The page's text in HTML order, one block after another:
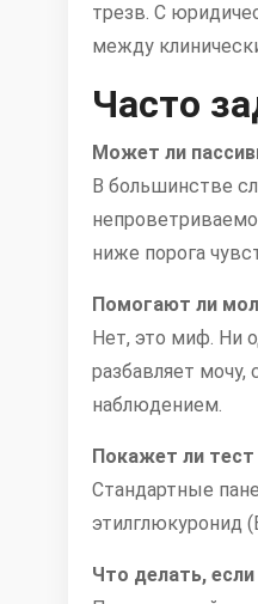
трезв. С
между
Часто
Может ли
В большинстве
ниже порога
Помогают ли
Нет, это миф. Ни
разбавляет мочу,
наблюдением.
Покажет ли тест
Стандартные
этилглюкуронид
Что делать,